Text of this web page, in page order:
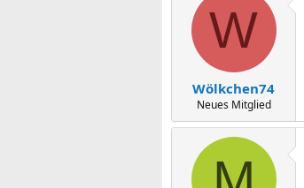
W
Wölkchen74
Neues Mitglied